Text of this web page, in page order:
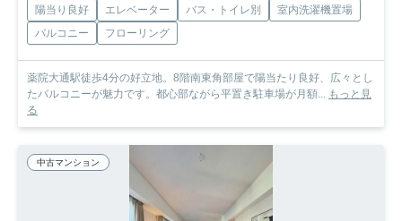
陽当り良好 エレベーター バス・トイレ別
室内洗濯機置場
バルコニー
フローリング
薬院大通駅徒歩4分の好立地。8階南東角部屋で陽当たり良好、広々とし
たバルコニーが魅力です。都心部ながら平置き駐車場が月額... もっと見
る
中古マンション